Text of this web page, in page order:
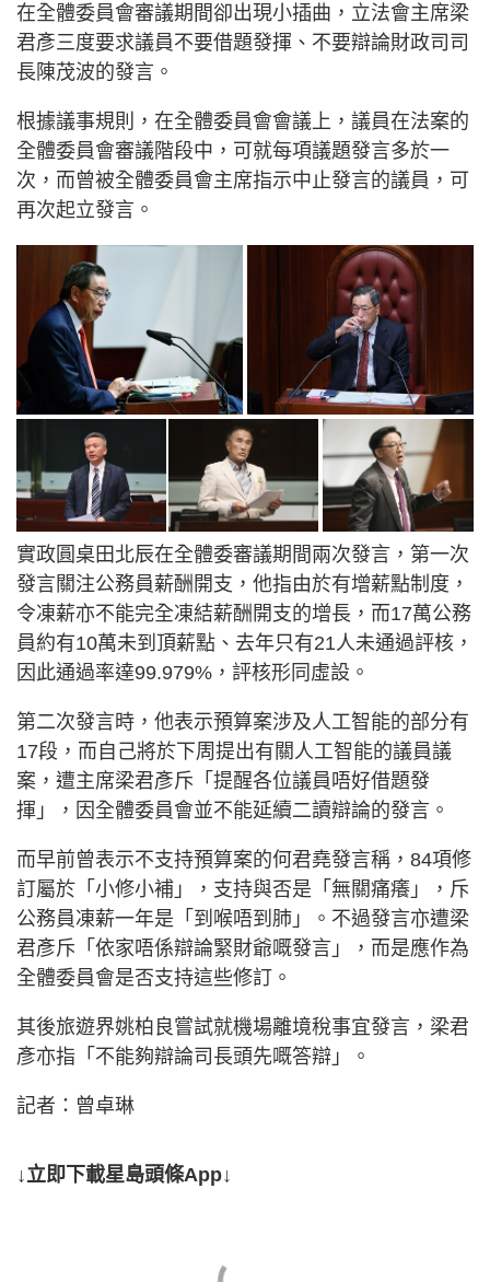
在全體委員會審議期間卻出現小插曲，立法會主席梁
君彥三度要求議員不要借題發揮、不要辯論財政司司
長陳茂波的發言。
根據議事規則，在全體委員會會議上，議員在法案的
全體委員會審議階段中，可就每項議題發言多於一
次，而曾被全體委員會主席指示中止發言的議員，可
再次起立發言。
實政圓桌田北辰在全體委審議期間兩次發言，第一次
發言關注公務員薪酬開支，他指由於有增薪點制度，
令凍薪亦不能完全凍結薪酬開支的增長，而17萬公務
員約有10萬未到頂薪點、去年只有21人未通過評核，
因此通過率達99.979%，評核形同虛設。
第二次發言時，他表示預算案涉及人工智能的部分有
17段，而自己將於下周提出有關人工智能的議員議
案，遭主席梁君彥斥「提醒各位議員唔好借題發
揮」，因全體委員會並不能延續二讀辯論的發言。
而早前曾表示不支持預算案的何君堯發言稱，84項修
訂屬於「小修小補」，支持與否是「無關痛癢」，斥
公務員凍薪一年是「到喉唔到肺」。不過發言亦遭梁
君彥斥「依家唔係辯論緊財爺嘅發言」，而是應作為
全體委員會是否支持這些修訂。
其後旅遊界姚柏良嘗試就機場離境稅事宜發言，梁君
彥亦指「不能夠辯論司長頭先嘅答辯」。
記者：曾卓琳
↓立即下載星島頭條App↓